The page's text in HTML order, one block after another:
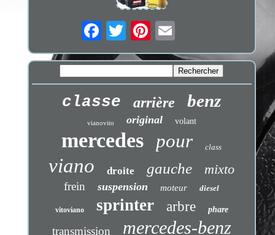
classe arrière benz
vianovito original volant
mercedes pour class
viano droite gauche mixto
frein suspension moteur diesel
vitoviano sprinter arbre phare
transmission mercedes-benz